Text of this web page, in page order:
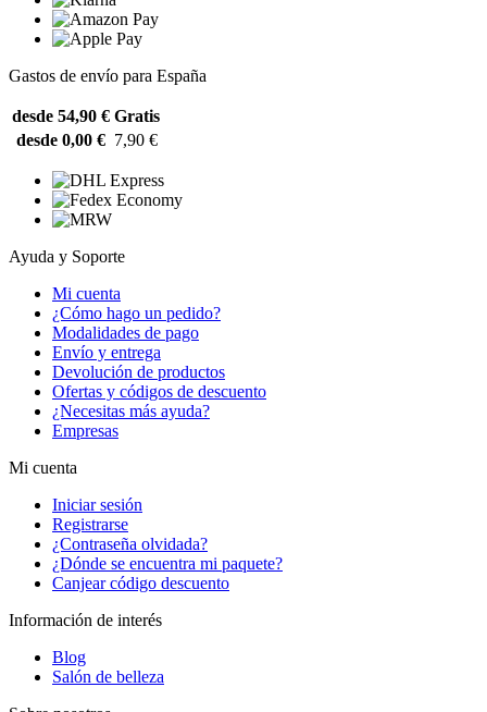
Gastos de envío para España
desde 54,90 € Gratis
desde 0,00 € 7,90 €
Ayuda y Soporte
Mi cuenta
¿Cómo hago un pedido?
Modalidades de pago
Envío y entrega
Devolución de productos
Ofertas y códigos de descuento
¿Necesitas más ayuda?
Empresas
Mi cuenta
Iniciar sesión
Registrarse
¿Contraseña olvidada?
¿Dónde se encuentra mi paquete?
Canjear código descuento
Información de interés
Blog
Salón de belleza